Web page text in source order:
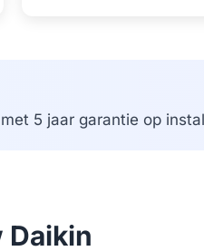
5 jaar garantie op